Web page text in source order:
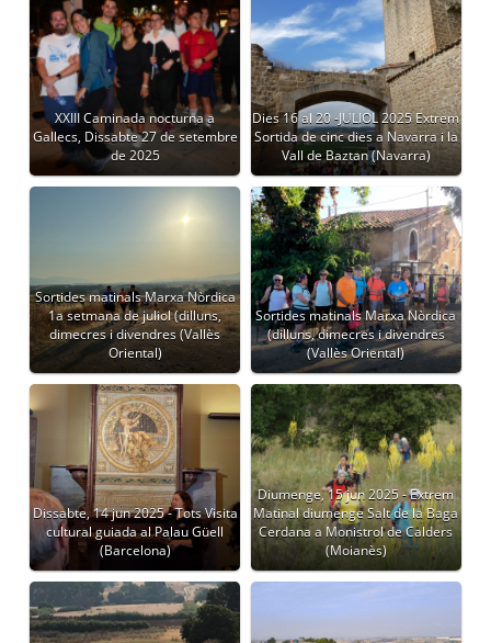
XXIII Caminada nocturna a
Gallecs, Dissabte 27 de setembre
de 2025
Dies 16 al 20 -JULIOL 2025 Extrem
Sortida de cinc dies a Navarra i la
Vall de Baztan (Navarra)
Sortides matinals Marxa Nòrdica
1a setmana de juliol (dilluns,
dimecres i divendres (Vallès
Oriental)
Sortides matinals Marxa Nòrdica
(dilluns, dimecres i divendres
(Vallès Oriental)
Dissabte, 14 jun 2025 - Tots Visita
cultural guiada al Palau Güell
(Barcelona)
Diumenge, 15 jun 2025 - Extrem
Matinal diumenge Salt de la Baga
Cerdana a Monistrol de Calders
(Moianès)